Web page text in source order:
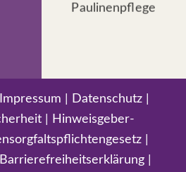
Impressum Datenschutz
Hinweisgeber­
Barriere­freiheits­erklärung